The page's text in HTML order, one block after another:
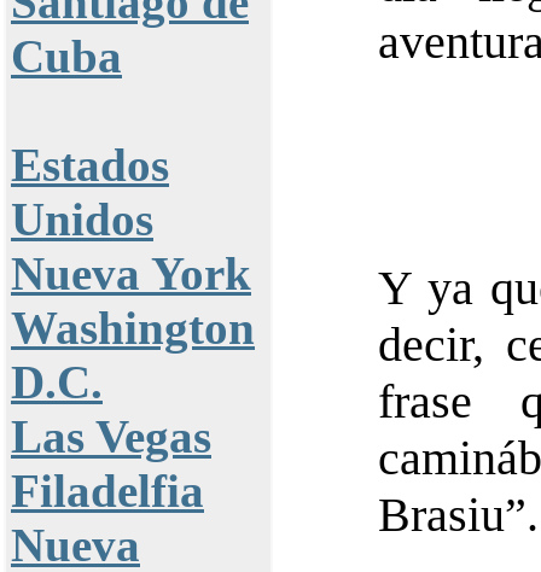
Cuba
Estados
Unidos
Nueva York
Washington
D.C.
Las Vegas
Filadelfia
Nueva
Y ya
decir,
frase
Brasiu”.